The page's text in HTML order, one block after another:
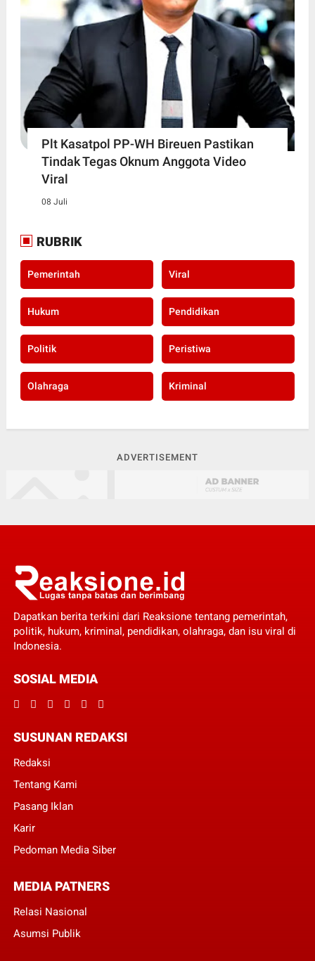
Plt Kasatpol PP-WH Bireuen Pastikan
Tindak Tegas Oknum Anggota Video
Viral
08 Juli
RUBRIK
Pemerintah Viral
Hukum Pendidikan
Politik Peristiwa
Olahraga Kriminal
ADVERTISEMENT
Dapatkan berita terkini dari Reaksione tentang pemerintah,
politik, hukum, kriminal, pendidikan, olahraga, dan isu viral di
Indonesia.
SOSIAL MEDIA
SUSUNAN REDAKSI
Redaksi
Tentang Kami
Pasang Iklan
Karir
Pedoman Media Siber
MEDIA PATNERS
Relasi Nasional
Asumsi Publik